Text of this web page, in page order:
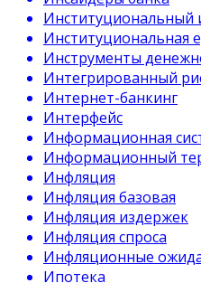
Институциональный
Институциональная
Инструменты
Интегрированный
Интернет-банкинг
Интерфейс
Информационная
Информационный
Инфляция
Инфляция базовая
Инфляция издержек
Инфляция спроса
Инфляционные
Ипотека